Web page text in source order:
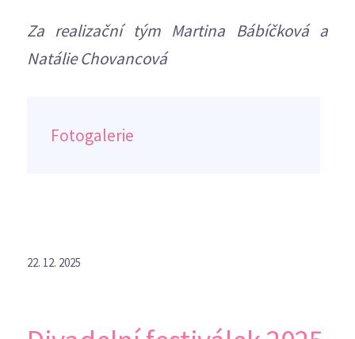
Za realizační tým Martina Bábíčková a
Natálie Chovancová
Fotogalerie
22. 12. 2025